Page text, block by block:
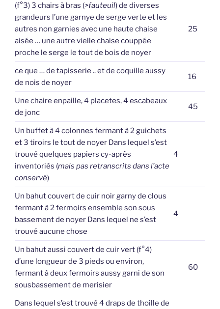
(f°3) 3 chairs à bras (>fauteuil) de diverses
grandeurs l’une garnye de serge verte et les
autres non garnies avec une haute chaise
aisée … une autre vielle chaise couppée
proche le serge le tout de bois de noyer
25
ce que … de tapisserie .. et de coquille aussy
de nois de noyer
16
Une chaire enpaille, 4 placetes, 4 escabeaux
de jonc
45
Un buffet à 4 colonnes fermant à 2 guichets
et 3 tiroirs le tout de noyer Dans lequel s’est
trouvé quelques papiers cy-après
inventoriés (mais pas retranscrits dans l’acte
conservé)
4
Un bahut couvert de cuir noir garny de clous
fermant à 2 fermoirs ensemble son sous
bassement de noyer Dans lequel ne s’est
trouvé aucune chose
4
Un bahut aussi couvert de cuir vert (f°4)
d’une longueur de 3 pieds ou environ,
fermant à deux fermoirs aussy garni de son
sousbassement de merisier
60
Dans lequel s’est trouvé 4 draps de thoille de